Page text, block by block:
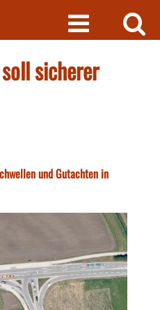
sicherer
und Gutachten in